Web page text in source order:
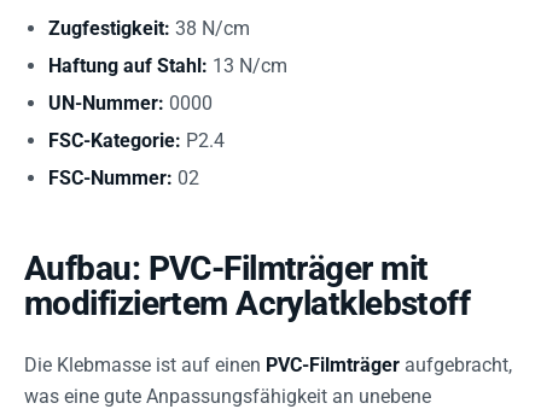
Zugfestigkeit: 38 N/cm
Haftung auf Stahl: 13 N/cm
UN-Nummer: 0000
FSC-Kategorie: P2.4
FSC-Nummer: 02
Aufbau: PVC-Filmträger mit
modifiziertem Acrylatklebstoff
Die Klebmasse ist auf einen PVC-Filmträger aufgebracht,
was eine gute Anpassungsfähigkeit an unebene